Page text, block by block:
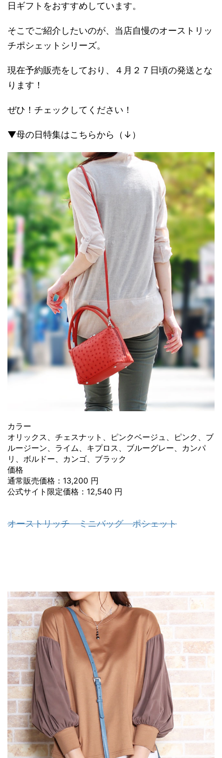
日ギフトをおすすめしています。
そこでご紹介したいのが、当店自慢のオーストリッ
チポシェットシリーズ。
現在予約販売をしており、４月２７日頃の発送とな
ります！
ぜひ！チェックしてください！
▼母の日特集はこちらから（↓）
カラー
オリックス、チェスナット、ピンクベージュ、ピンク、ブ
ルージーン、ライム、キプロス、ブルーグレー、カンパ
リ、ボルドー、カンゴ、ブラック
価格
通常販売価格：13,200 円
公式サイト限定価格：12,540 円
オーストリッチ ミニバッグ ポシェット